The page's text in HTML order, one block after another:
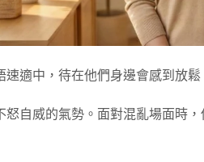
適中，待在他們身邊會感到放
自威的氣勢。面對混亂場面時